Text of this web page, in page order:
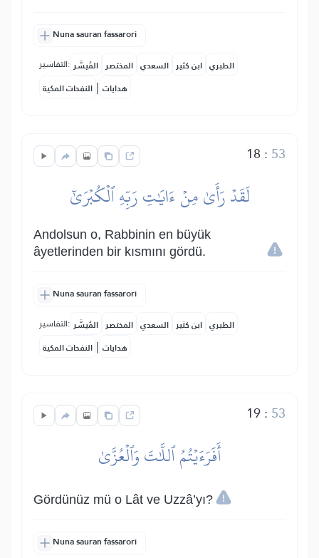
Nuna sauran fassarori
التفاسير: المُيسَّر المختصر السعدي ابن كثير الطبري
النفحات المكية | هدايات
18 : 53
لَقَدۡ رَأَىٰ مِنۡ ءَايَٰتِ رَبِّهِ ٱلۡكُبۡرَىٰٓ
Andolsun o, Rabbinin en büyük
âyetlerinden bir kısmını gördü.
Nuna sauran fassarori
التفاسير: المُيسَّر المختصر السعدي ابن كثير الطبري
النفحات المكية | هدايات
19: 53
أَفَرَءَيۡتُمُ ٱللَّٰتَ وَٱلۡعُزَّىٰ
Gördünüz mü o Lât ve Uzzâ’yı?
Nuna sauran fassarori